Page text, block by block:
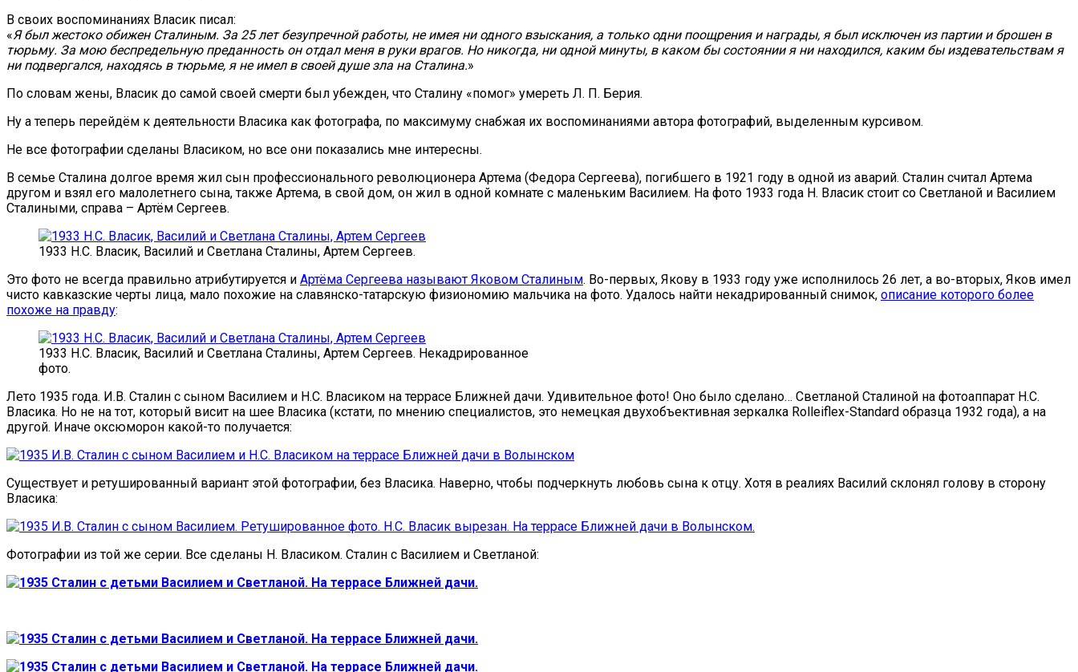
В своих воспоминаниях Власик писал:
«Я был жестоко обижен Сталиным. За 25 лет безупречной работы, не имея ни одного взыскания, а только одни поощрения и награды, я был исключен из партии и брошен в
тюрьму. За мою беспредельную преданность он отдал меня в руки врагов. Но никогда, ни одной минуты, в каком бы состоянии я ни находился, каким бы издевательствам я
ни подвергался, находясь в тюрьме, я не имел в своей душе зла на Сталина.»
По словам жены, Власик до самой своей смерти был убежден, что Сталину «помог» умереть Л. П. Берия.
Ну а теперь перейдём к деятельности Власика как фотографа, по максимуму снабжая их воспоминаниями автора фотографий, выделенным курсивом.
Не все фотографии сделаны Власиком, но все они показались мне интересны.
В семье Сталина долгое время жил сын профессионального революционера Артема (Федора Сергеева), погибшего в 1921 году в одной из аварий. Сталин считал Артема
другом и взял его малолетнего сына, также Артема, в свой дом, он жил в одной комнате с маленьким Василием. На фото 1933 года Н. Власик стоит со Светланой и Василием
Сталиными, справа – Артём Сергеев.
1933 Н.С. Власик, Василий и Светлана Сталины, Артем Сергеев.
Это фото не всегда правильно атрибутируется и Артёма Сергеева называют Яковом Сталиным. Во-первых, Якову в 1933 году уже исполнилось 26 лет, а во-вторых, Яков имел
чисто кавказские черты лица, мало похожие на славянско-татарскую физиономию мальчика на фото. Удалось найти некадрированный снимок, описание которого более
похоже на правду:
1933 Н.С. Власик, Василий и Светлана Сталины, Артем Сергеев. Некадрированное
фото.
Лето 1935 года. И.В. Сталин с сыном Василием и Н.С. Власиком на террасе Ближней дачи. Удивительное фото! Оно было сделано… Светланой Сталиной на фотоаппарат Н.С.
Власика. Но не на тот, который висит на шее Власика (кстати, по мнению специалистов, это немецкая двухобъективная зеркалка Rolleiflex-Standard образца 1932 года), а на
другой. Иначе оксюморон какой-то получается:
Существует и ретушированный вариант этой фотографии, без Власика. Наверно, чтобы подчеркнуть любовь сына к отцу. Хотя в реалиях Василий склонял голову в сторону
Власика:
Фотографии из той же серии. Все сделаны Н. Власиком. Сталин с Василием и Светланой: